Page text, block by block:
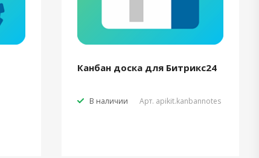
Канбан доска для Битрикс24
В наличии Арт. apikit.kanbannotes